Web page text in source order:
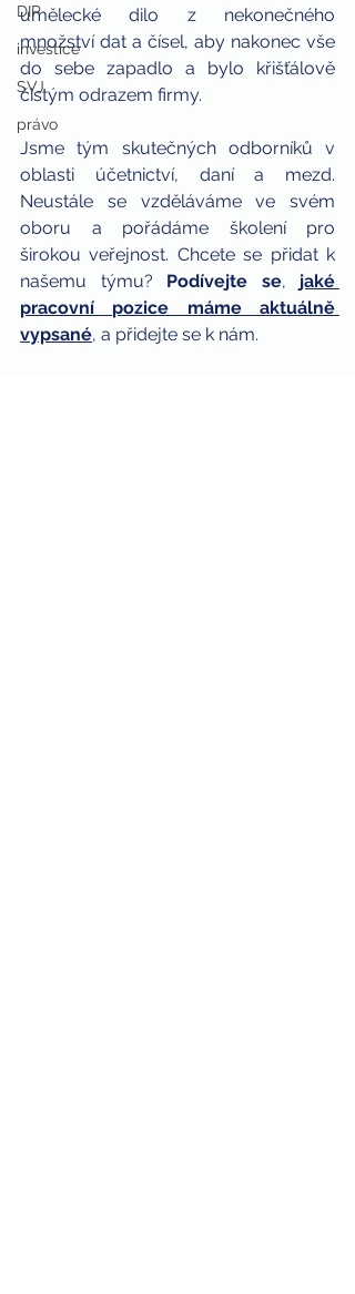
DIP
investice
SVJ
právo
umělecké dilo z nekonečného
množství dat a čísel, aby nakonec vše
do sebe zapadlo a bylo křišťálově
čistým odrazem firmy.
Jsme tým skutečných odborníků v
oblasti účetnictví, daní a mezd.
Neustále se vzděláváme ve svém
oboru a pořádáme školení pro
širokou veřejnost. Chcete se přidat k
našemu týmu? Podívejte se, jaké
pracovní pozice máme aktuálně
vypsané, a přidejte se k nám.